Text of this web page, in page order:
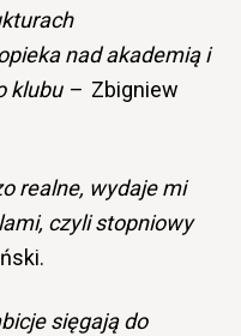
nad akademią i
klubu – Zbigniew
realne, wydaje mi
czyli stopniowy
sięgają do